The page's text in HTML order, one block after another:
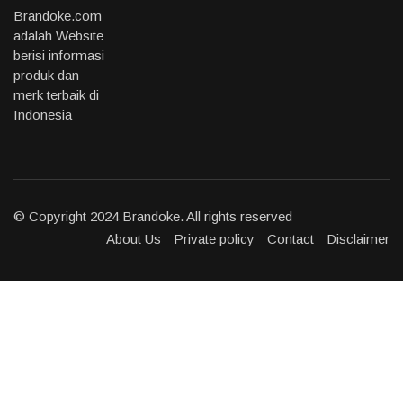
Brandoke.com
adalah Website
berisi informasi
produk dan
merk terbaik di
Indonesia
© Copyright 2024 Brandoke. All rights reserved
About Us
Private policy Contact Disclaimer